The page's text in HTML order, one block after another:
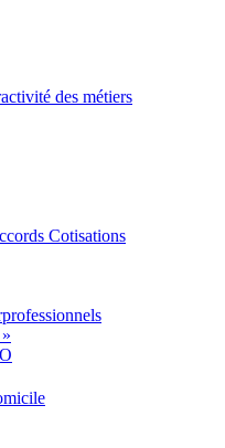
des métiers
Cotisations